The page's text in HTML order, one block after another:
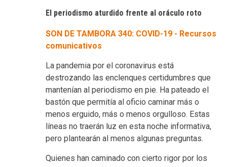
El periodismo aturdido frente al oráculo roto
SON DE TAMBORA 340: COVID-19 - Recursos
comunicativos
La pandemia por el coronavirus está
destrozando las enclenques certidumbres que
mantenían al periodismo en pie. Ha pateado el
bastón que permitía al oficio caminar más o
menos erguido, más o menos orgulloso. Estas
líneas no traerán luz en esta noche informativa,
pero plantearán al menos algunas preguntas.
Quienes han caminado con cierto rigor por los